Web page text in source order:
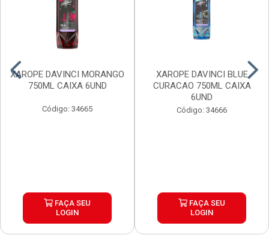
XAROPE DAVINCI MORANGO
750ML CAIXA 6UND
Código: 34665
FAÇA SEU
LOGIN
XAROPE DAVINCI BLUE
CURACAO 750ML CAIXA
6UND
Código: 34666
FAÇA SEU
LOGIN